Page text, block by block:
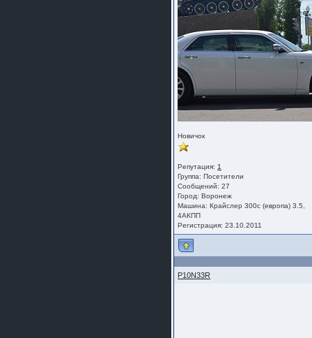
Новичок
Репутация: 1
Группа:Посетители
Сообщений: 27
Город: Воронеж
Машина: Крайслер 300с (европа) 3.5,
4АКПП
Регистрация: 23.10.2011
P10N33R